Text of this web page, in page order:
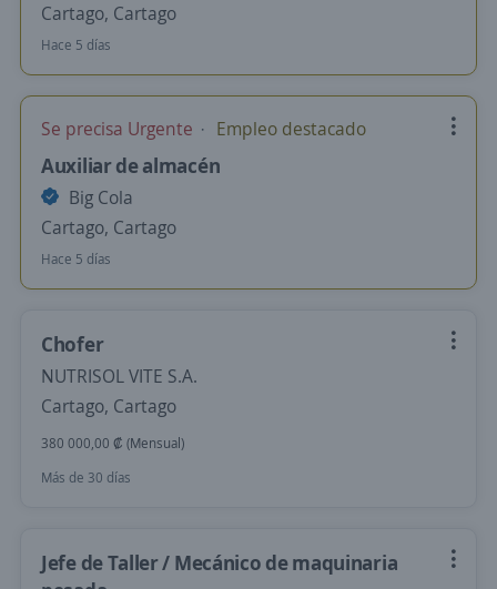
Cartago, Cartago
Hace 5 días
Se precisa Urgente Empleo destacado
Auxiliar de almacén
Big Cola
Cartago, Cartago
Hace 5 días
Chofer
NUTRISOL VITE S.A.
Cartago, Cartago
380 000,00 ₡ (Mensual)
Más de 30 días
Jefe de Taller / Mecánico de maquinaria